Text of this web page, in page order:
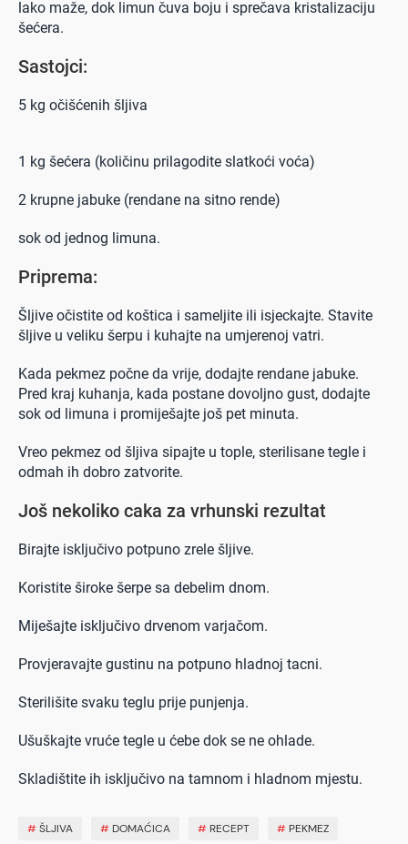
lako maže, dok limun čuva boju i sprečava kristalizaciju
šećera.
Sastojci:
5 kg očišćenih šljiva
1 kg šećera (količinu prilagodite slatkoći voća)
2 krupne jabuke (rendane na sitno rende)
sok od jednog limuna.
Priprema:
Šljive očistite od koštica i sameljite ili isjeckajte. Stavite
šljive u veliku šerpu i kuhajte na umjerenoj vatri.
Kada pekmez počne da vrije, dodajte rendane jabuke.
Pred kraj kuhanja, kada postane dovoljno gust, dodajte
sok od limuna i promiješajte još pet minuta.
Vreo pekmez od šljiva sipajte u tople, sterilisane tegle i
odmah ih dobro zatvorite.
Još nekoliko caka za vrhunski rezultat
Birajte isključivo potpuno zrele šljive.
Koristite široke šerpe sa debelim dnom.
Miješajte isključivo drvenom varjačom.
Provjeravajte gustinu na potpuno hladnoj tacni.
Sterilišite svaku teglu prije punjenja.
Ušuškajte vruće tegle u ćebe dok se ne ohlade.
Skladištite ih isključivo na tamnom i hladnom mjestu.
#ŠLJIVA # DOMAĆICA # RECEPT # PEKMEZ